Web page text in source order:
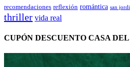
recomendaciones reflexión romántica san jordi
thriller vida real
CUPÓN DESCUENTO CASA